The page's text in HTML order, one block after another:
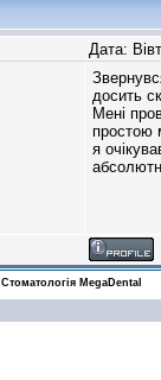
Дата:
досить
Мені
простою
я
Стоматологія MegaDental